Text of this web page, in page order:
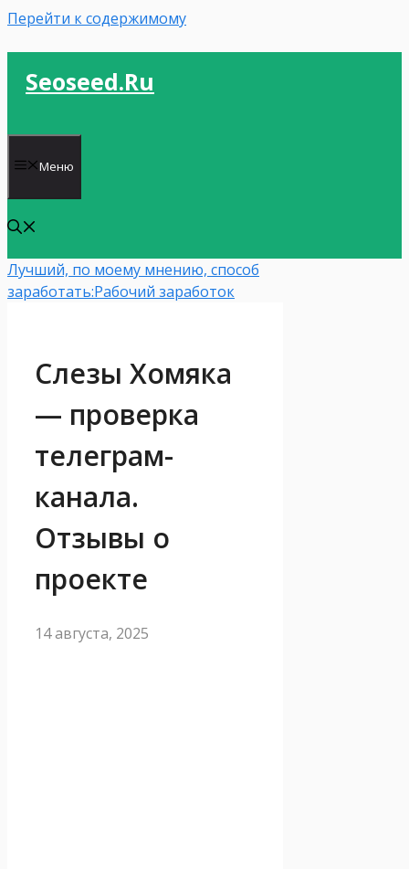
Перейти к содержимому
Seoseed.ru
Меню
Лучший, по моему мнению, способ
заработать:Рабочий заработок
Слезы Хомяка
— проверка
телеграм-
канала.
Отзывы о
проекте
14 августа, 2025